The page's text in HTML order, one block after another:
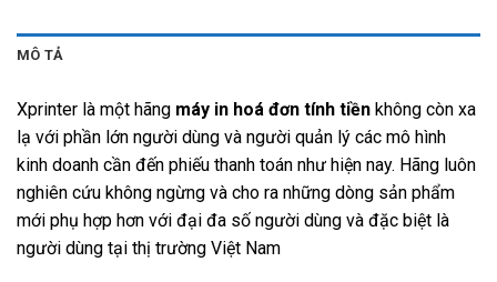
MÔ TẢ
Xprinter là một hãng máy in hoá đơn tính tiền không còn xa
lạ với phần lớn người dùng và người quản lý các mô hình
kinh doanh cần đến phiếu thanh toán như hiện nay. Hãng luôn
nghiên cứu không ngừng và cho ra những dòng sản phẩm
mới phụ hợp hơn với đại đa số người dùng và đặc biệt là
người dùng tại thị trường Việt Nam